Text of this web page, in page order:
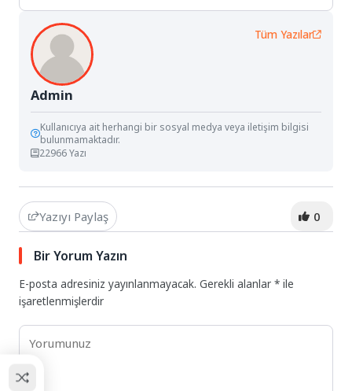
Admin
Tüm Yazılar
Kullanıcıya ait herhangi bir sosyal medya veya iletişim bilgisi
bulunmamaktadır.
22966 Yazı
Yazıyı Paylaş 0
Bir Yorum Yazın
E-posta adresiniz yayınlanmayacak. Gerekli alanlar* ile
işaretlenmişlerdir